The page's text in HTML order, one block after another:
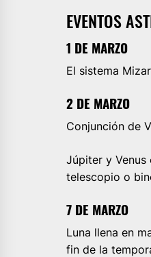
EVENTOS
1 DE MARZO
El sistema
2 DE MARZO
Conjunción de
Júpiter y Venus
telescopio o
7 DE MARZO
Luna llena en
fin de la